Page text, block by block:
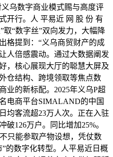
乌数字商业模式赐与高度评
开行。人 平易近 网 股 份 有
取“数字丝”双向发力，大幅降
格提到：“义乌商贸财产的成
人倍感震动。通过大数据阐发
，核心展现大厅的聪慧大屏及
仓结构、跨境领取等焦点数
业的新标配。2025年义乌P超
电商平台SIMALAND的中国
均客流超23万人次。正在入驻
126万户。同比增加25%。
只能参取产物设想，凭仗数
的数字化转型。人平易近日概